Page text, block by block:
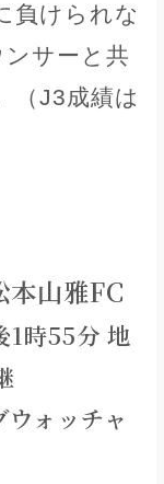
負けられな
サーと共
（J3成績は
本山雅FC
1時55分 地
ォッチャ